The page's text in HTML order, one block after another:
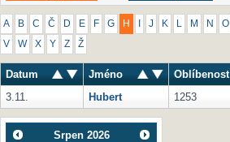
A B C Č D E F G H J K M N O
V W X Y Z Ž
Datum Jméno Oblíbenost
3.11.
Hubert 1253
Srpen 2026